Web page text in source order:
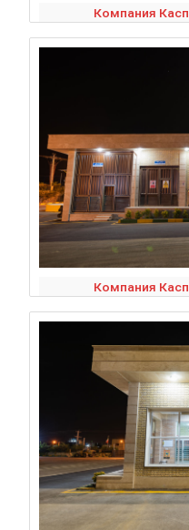
Компания
Компания